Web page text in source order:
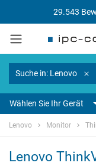
29.543
Suche in: Lenovo
Wählen Sie Ihr Gerät
Lenovo Monitor
Lenovo